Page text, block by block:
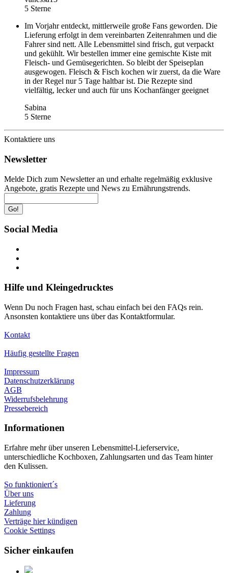
5 Sterne
Im Vorjahr entdeckt, mittlerweile große Fans geworden. Die
Lieferung erfolgt in dem vereinbarten Zeitenrahmen und die
Fahrer sind nett. Alle Lebensmittel sind frisch, gut verpackt
und gekühlt. Wir bestellen immer eine gemischte Kiste mit
Fleisch- und Gemüsegerichten. So bleibt der Speiseplan
ausgewogen. Fleisch & Fisch kochen wir zuerst, da die Ware
in der Regel nur 5 Tage haltbar ist. Die Rezepte sind
vielfältig, lecker und auch für uns Kochanfänger geeignet
Sabina
5 Sterne
Kontaktiere uns
Newsletter
Melde Dich zum Newsletter an und erhalte regelmäßig exklusive
Angebote, gratis Rezepte und News zu Ernährungstrends.
Go!
Social Media
Hilfe und Kleingedrucktes
Wenn Du noch Fragen hast, schau einfach bei den FAQs rein.
Ansonsten kontaktiere uns über das Kontaktformular.
Kontakt
Häufig gestellte Fragen
Impressum
Datenschutzerklärung
AGB
Widerrufsbelehrung
Pressebereich
Informationen
Erfahre mehr über unseren Lebensmittel-Lieferservice,
unterschiedliche Kochboxen, Zahlungsarten und das Team hinter
den Kulissen.
So funktioniert´s
Über uns
Lieferung
Zahlung
Verträge hier kündigen
Cookie Settings
Sicher einkaufen